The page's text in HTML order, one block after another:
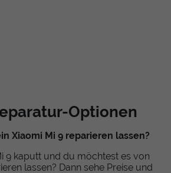
Optionen
Xiaomi Mi 9 reparieren lassen?
9 kaputt und du möchtest es von
lassen? Dann sehe Preise und